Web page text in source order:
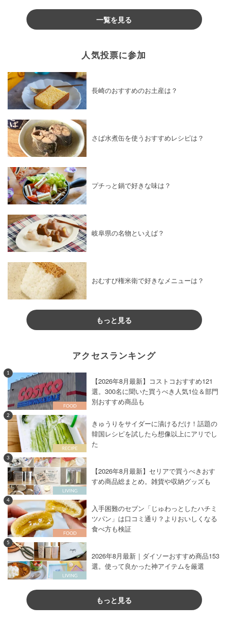
一覧を見る
人気投票に参加
長崎のおすすめのお土産は？
さば水煮缶を使うおすすめレシピは？
プチっと鍋で好きな味は？
岐阜県の名物といえば？
おむすび権米衛で好きなメニューは？
もっと見る
アクセスランキング
1
【2026年8月最新】コストコおすすめ121
選。300名に聞いた買うべき人気1位＆部門
別おすすめ商品も
2
きゅうりをサイダーに漬けるだけ！話題の
韓国レシピを試したら想像以上にアリでし
た
3
【2026年8月最新】セリアで買うべきおす
すめ商品総まとめ。雑貨や収納グッズも
4
入手困難のセブン「じゅわっとしたハチミ
ツパン」は口コミ通り？よりおいしくなる
食べ方も検証
5
2026年8月最新｜ダイソーおすすめ商品153
選。使って良かった神アイテムを厳選
もっと見る